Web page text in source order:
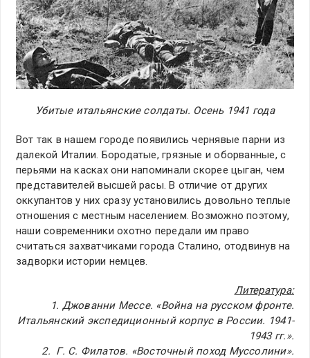
Убитые итальянские солдаты. Осень 1941 года
Вот так в нашем городе появились чернявые парни из
далекой Италии. Бородатые, грязные и оборванные, с
перьями на касках они напоминали скорее цыган, чем
представителей высшей расы. В отличие от других
оккупантов у них сразу установились довольно теплые
отношения с местным населением. Возможно поэтому,
наши современники охотно передали им право
считаться захватчиками города Сталино, отодвинув на
задворки истории немцев.
Литература:
1. Джованни Мессе. «Война на русском фронте.
Итальянский экспедиционный корпус в России. 1941-
1943 гг.».
2. Г. С. Филатов. «Восточный поход Муссолини».